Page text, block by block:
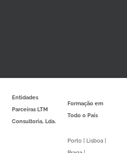
Entidades
Parceiras LTM
Consultoria, Lda.
Formação em
Todo o País
Porto | Lisboa |